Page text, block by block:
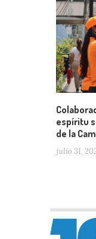
espíritu
de la
julio 31,